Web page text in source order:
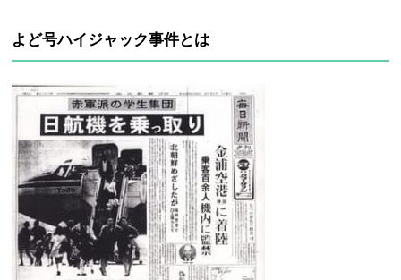
よど号ハイジャック事件とは